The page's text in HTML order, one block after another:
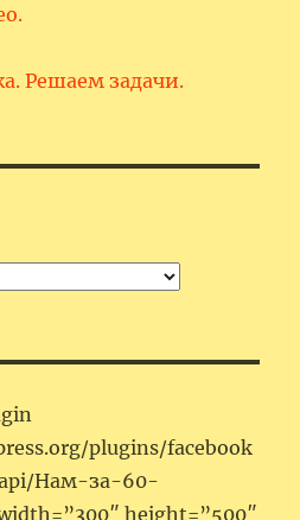
Решаем задачи.
plugins/facebook
Нам-за-60-
height=”500″